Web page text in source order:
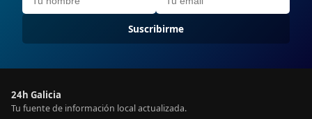
Suscribirme
24h Galicia
Tu fuente de información local actualizada.